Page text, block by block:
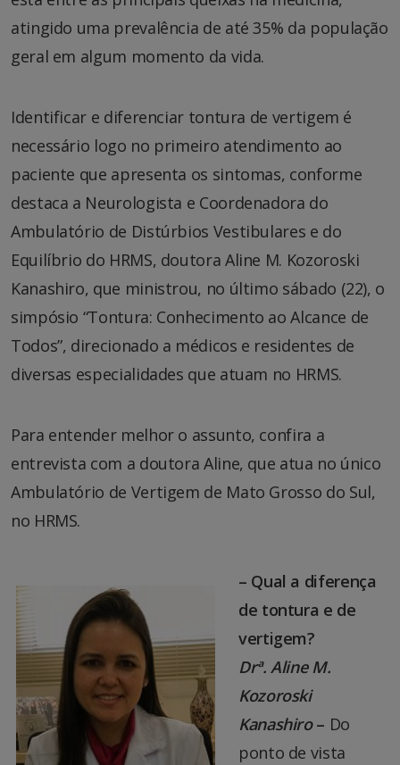
atingido uma prevalência de até 35% da população
geral em algum momento da vida.
Identificar e diferenciar tontura de vertigem é
necessário logo no primeiro atendimento ao
paciente que apresenta os sintomas, conforme
destaca a Neurologista e Coordenadora do
Ambulatório de Distúrbios Vestibulares e do
Equilíbrio do HRMS, doutora Aline M. Kozoroski
Kanashiro, que ministrou, no último sábado (22), o
simpósio “Tontura: Conhecimento ao Alcance de
Todos”, direcionado a médicos e residentes de
diversas especialidades que atuam no HRMS.
Para entender melhor o assunto, confira a
entrevista com a doutora Aline, que atua no único
Ambulatório de Vertigem de Mato Grosso do Sul,
no HRMS.
– Qual a diferença
de tontura e de
vertigem?
Drª. Aline M.
Kozoroski
Kanashiro– Do
ponto de vista